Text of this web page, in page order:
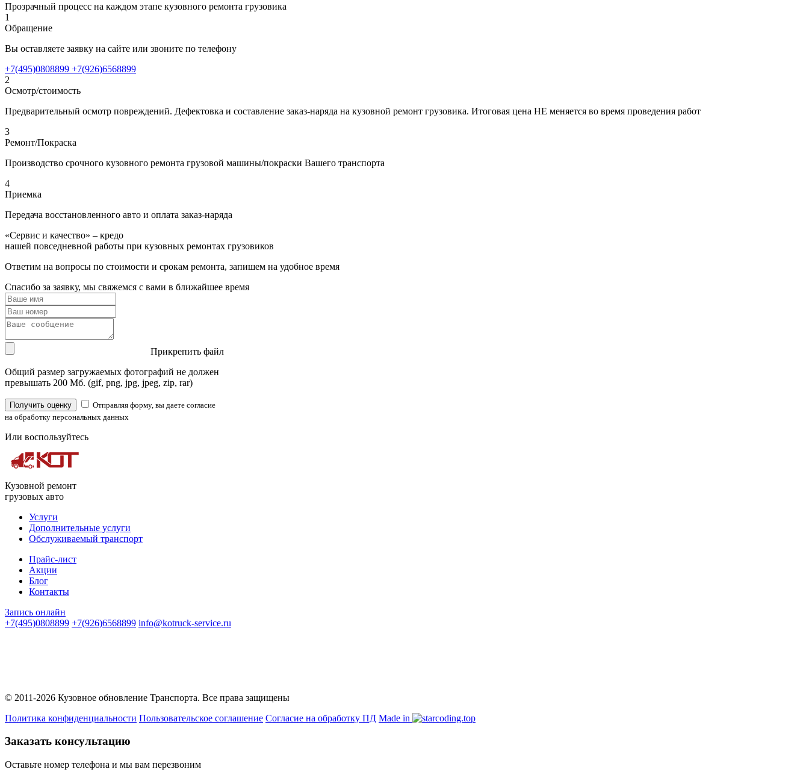
Прозрачный процесс на каждом этапе кузовного ремонта грузовика
1
Обращение
Вы оставляете заявку на сайте или звоните по телефону
+7(495)0808899 +7(926)6568899
2
Осмотр/стоимость
Предварительный осмотр повреждений. Дефектовка и составление заказ-наряда на кузовной ремонт грузовика. Итоговая цена НЕ меняется во время проведения работ
3
Ремонт/Покраска
Производство срочного кузовного ремонта грузовой машины/покраски Вашего транспорта
4
Приемка
Передача восстановленного авто и оплата заказ-наряда
«Сервис и качество» – кредо
нашей повседневной работы при кузовных ремонтах грузовиков
Ответим на вопросы по стоимости и срокам ремонта, запишем на удобное время
Спасибо за заявку, мы свяжемся с вами в ближайшее время
Прикрепить файл
Общий размер загружаемых фотографий не должен
превышать 200 Мб. (gif, png, jpg, jpeg, zip, rar)
Получить оценку
Отправляя форму, вы даете согласие
на обработку персональных данных
Или воспользуйтесь
Кузовной ремонт
грузовых авто
Услуги
Дополнительные услуги
Обслуживаемый транспорт
Прайс-лист
Акции
Блог
Контакты
Запись онлайн
+7(495)0808899 +7(926)6568899 info@kotruck-service.ru
© 2011-2026 Кузовное обновление Транспорта. Все права защищены
Политика конфиденциальности Пользовательское соглашение Согласие на обработку ПД Made in
Заказать консультацию
Оставьте номер телефона и мы вам перезвоним